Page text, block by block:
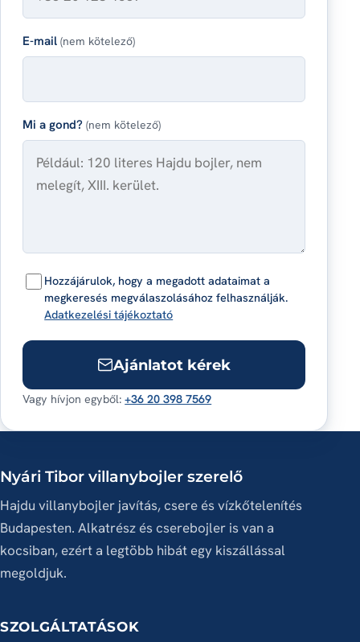
E-mail(nem kötelező)
Mi a gond?(nem kötelező)
Hozzájárulok, hogy a megadott adataimat a
megkeresés megválaszolásához felhasználják.
Adatkezelési tájékoztató
Ajánlatot kérek
Vagy hívjon egyből:+36 20 398 7569
Nyári Tibor villanybojler szerelő
Hajdu villanybojler javítás, csere és vízkőtelenítés
Budapesten. Alkatrész és cserebojler is van a
kocsiban, ezért a legtöbb hibát egy kiszállással
megoldjuk.
SZOLGÁLTATÁSOK